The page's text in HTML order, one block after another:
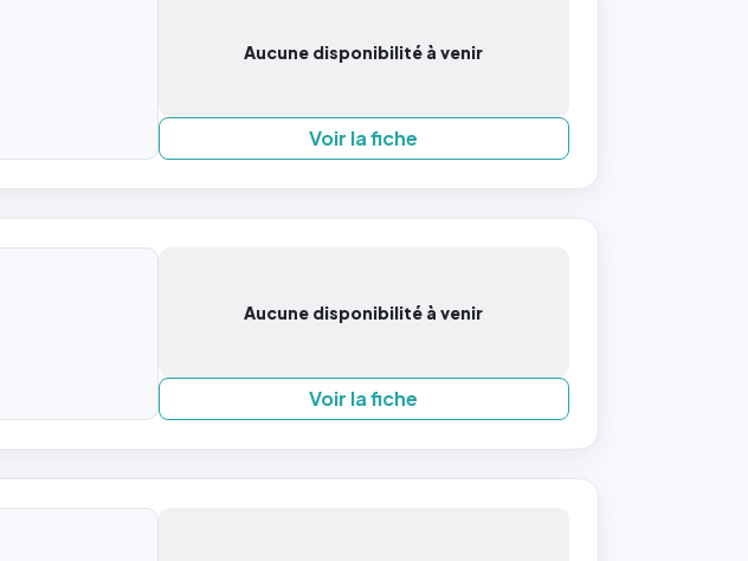
Aucune disponibilité à venir
Voir la fiche
Aucune disponibilité à venir
Voir la fiche